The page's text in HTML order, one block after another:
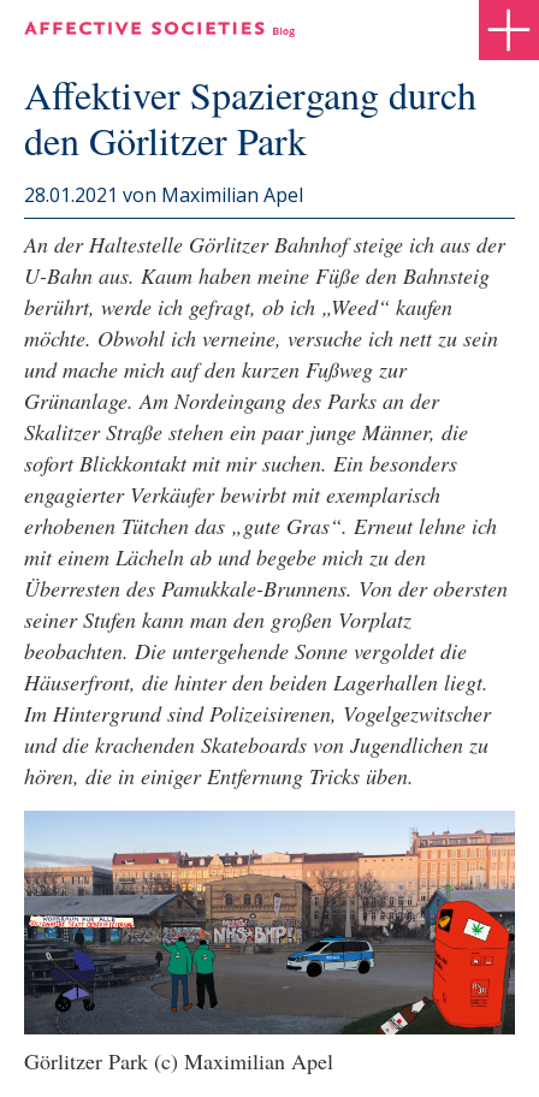
Affektiver Spaziergang durch
den Görlitzer Park
28.01.2021 von Maximilian Apel
An der Haltestelle Görlitzer Bahnhof steige ich aus der
U-Bahn aus. Kaum haben meine Füße den Bahnsteig
berührt, werde ich gefragt, ob ich „Weed“ kaufen
möchte. Obwohl ich verneine, versuche ich nett zu sein
und mache mich auf den kurzen Fußweg zur
Grünanlage. Am Nordeingang des Parks an der
Skalitzer Straße stehen ein paar junge Männer, die
sofort Blickkontakt mit mir suchen. Ein besonders
engagierter Verkäufer bewirbt mit exemplarisch
erhobenen Tütchen das „gute Gras“. Erneut lehne ich
mit einem Lächeln ab und begebe mich zu den
Überresten des Pamukkale-Brunnens. Von der obersten
seiner Stufen kann man den großen Vorplatz
beobachten. Die untergehende Sonne vergoldet die
Häuserfront, die hinter den beiden Lagerhallen liegt.
Im Hintergrund sind Polizeisirenen, Vogelgezwitscher
und die krachenden Skateboards von Jugendlichen zu
hören, die in einiger Entfernung Tricks üben.
Görlitzer Park (c) Maximilian Apel